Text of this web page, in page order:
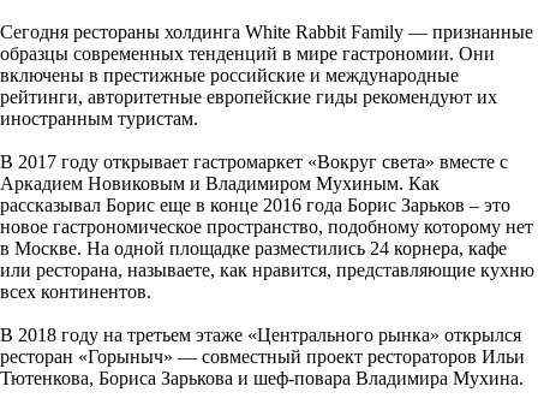
Сегодня рестораны холдинга White Rabbit Family — признанные
образцы современных тенденций в мире гастрономии. Они
включены в престижные российские и международные
рейтинги, авторитетные европейские гиды рекомендуют их
иностранным туристам.
В 2017 году открывает гастромаркет «Вокруг света» вместе с
Аркадием Новиковым и Владимиром Мухиным. Как
рассказывал Борис еще в конце 2016 года Борис Зарьков – это
новое гастрономическое пространство, подобному которому нет
в Москве. На одной площадке разместились 24 корнера, кафе
или ресторана, называете, как нравится, представляющие кухню
всех континентов.
В 2018 году на третьем этаже «Центрального рынка» открылся
ресторан «Горыныч» — совместный проект рестораторов Ильи
Тютенкова, Бориса Зарькова и шеф-повара Владимира Мухина.